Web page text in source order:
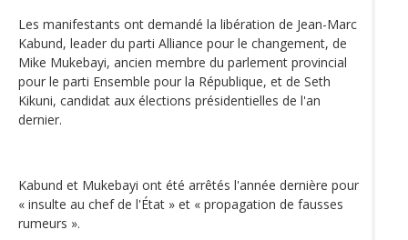
Les manifestants ont demandé la libération de Jean-Marc
Kabund, leader du parti Alliance pour le changement, de
Mike Mukebayi, ancien membre du parlement provincial
pour le parti Ensemble pour la République, et de Seth
Kikuni, candidat aux élections présidentielles de l'an
dernier.
Kabund et Mukebayi ont été arrêtés l'année dernière pour
« insulte au chef de l'État » et « propagation de fausses
rumeurs ».